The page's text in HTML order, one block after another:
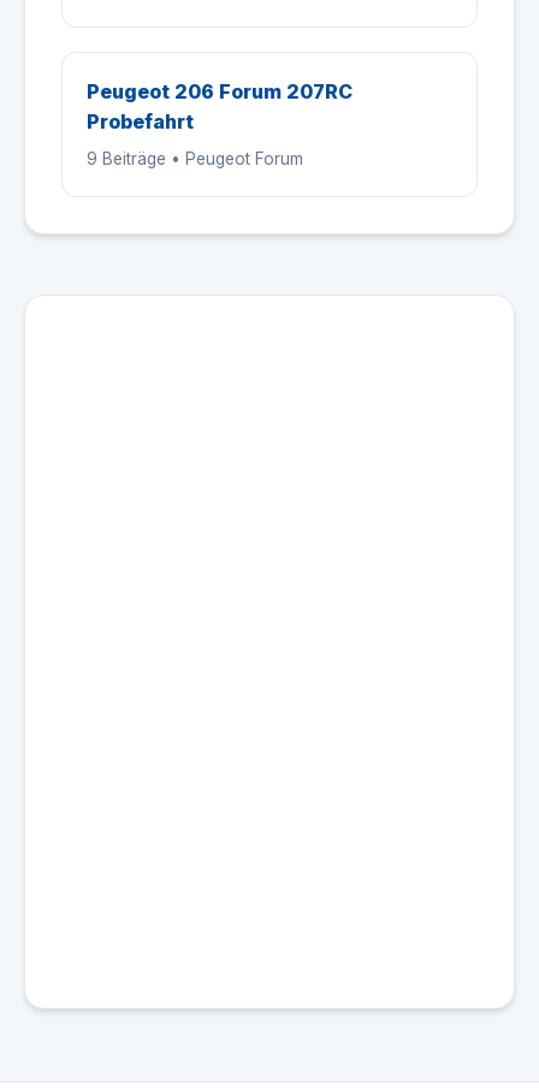
Peugeot 206 Forum 207RC
Probefahrt
9 Beiträge • Peugeot Forum